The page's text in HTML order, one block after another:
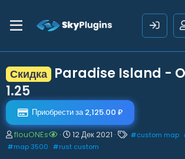
Скидка Paradise Island -
1.25
Приобрести за 2,125.00 ₽
А
в
flouONEs
Д
а
12 Дек 2021
Т
#custom map
#map 3500 #rust custom